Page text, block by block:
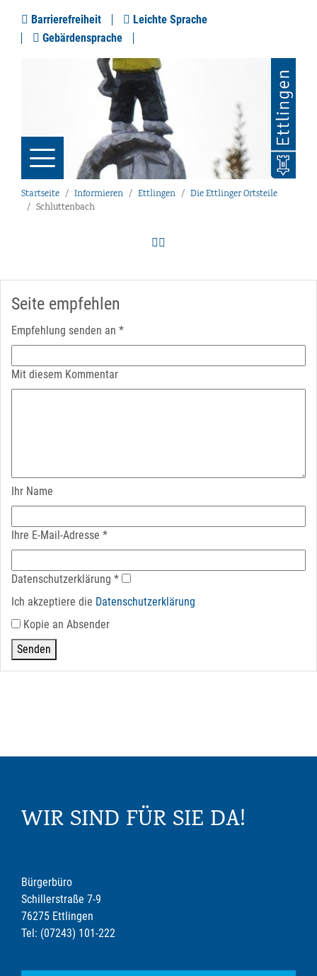
Barrierefreiheit
Leichte Sprache
Gebärdensprache
Startseite Informieren Ettlingen
Die Ettlinger Ortsteile
Schluttenbach
Seite empfehlen
Empfehlung senden an *
Mit diesem Kommentar
Ihr Name
Ihre E-Mail-Adresse *
Datenschutz­erklärung *
Ich akzeptiere die Datenschutz­erklärung
Kopie an Absender
WIR SIND FÜR SIE DA!
Bürgerbüro
Schillerstraße 7-9
76275 Ettlingen
Tel: (07243) 101-222